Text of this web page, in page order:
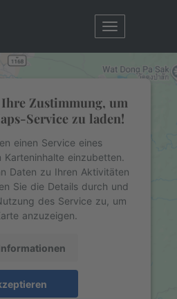
Toggle
Zustimmung, um
Service zu laden!
einen Service eines
Karteninhalte einzubetten.
Daten zu Ihren Aktivitäten
Sie die Details durch und
des Service zu, um
anzuzeigen.